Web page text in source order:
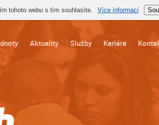
tohoto webu s tím souhlasíte. Více informací
Aktuality Služby Kariéra